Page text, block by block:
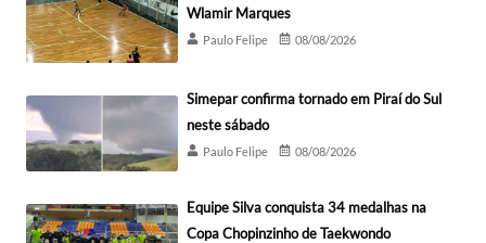
Wlamir Marques
Paulo Felipe 08/08/2026
Simepar confirma tornado em Piraí do Sul
neste sábado
Paulo Felipe 08/08/2026
Equipe Silva conquista 34 medalhas na
Copa Chopinzinho de Taekwondo